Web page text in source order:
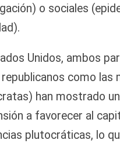
o sociales
Unidos, ambos
como las
han mostrado
a favorecer al
plutocráticas, lo